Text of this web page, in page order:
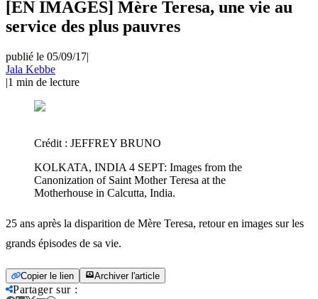
[EN IMAGES] Mère Teresa, une vie au
service des plus pauvres
publié le 05/09/17|
Jala Kebbe
|1 min de lecture
Crédit : JEFFREY BRUNO
KOLKATA, INDIA 4 SEPT: Images from the
Canonization of Saint Mother Teresa at the
Motherhouse in Calcutta, India.
25 ans après la disparition de Mère Teresa, retour en images sur les
grands épisodes de sa vie.
Copier le lien Archiver l'article
Partager sur: